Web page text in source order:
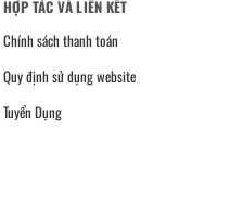
HỢP TÁC VÀ LIÊN KẾT
Chính sách thanh toán
Quy định sử dụng website
Tuyển Dụng